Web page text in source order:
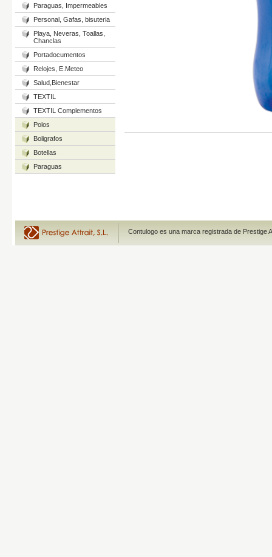
Paraguas, Impermeables
Personal, Gafas, bisuteria
Playa, Neveras, Toallas,
Chanclas
Portadocumentos
Relojes, E.Meteo
Salud,Bienestar
TEXTIL
TEXTIL Complementos
Polos
Boligrafos
Botellas
Paraguas
Contulogo es una marca registrada de